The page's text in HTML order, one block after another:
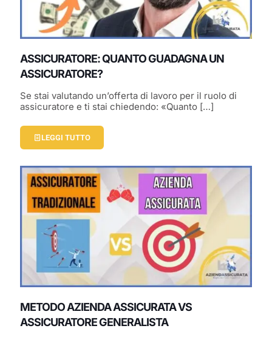
ASSICURATORE: QUANTO GUADAGNA UN
ASSICURATORE?
Se stai valutando un’offerta di lavoro per il ruolo di
assicuratore e ti stai chiedendo: «Quanto […]
LEGGI TUTTO
METODO AZIENDA ASSICURATA VS
ASSICURATORE GENERALISTA